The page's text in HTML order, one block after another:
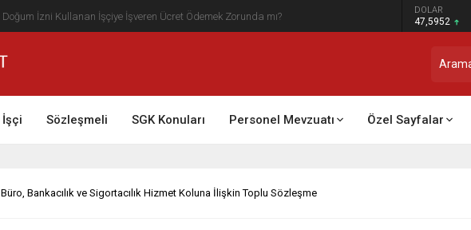
Maktu Mesai Ödemesinde Heyet Raporu Dikkate Alınır Mı? DOLAR
47,5952
İşçi Sözleşmeli SGK Konuları Personel Mevzuatı Özel Sayfalar
Büro, Bankacılık ve Sigortacılık Hizmet Koluna İlişkin Toplu Sözleşme